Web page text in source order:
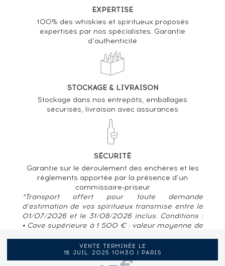
VENTE TERMINÉE LE
18 JUIL. 2025 10H30 | PARIS
EXPERTISE
100% des whiskies et spiritueux proposés
expertisés par nos spécialistes. Garantie
d’authenticité
STOCKAGE & LIVRAISON
Stockage dans nos entrepôts, emballages
sécurisés, livraison avec assurances
SÉCURITÉ
Garantie sur le déroulement des enchères et les
règlements apportée par la présence d’un
commissaire-priseur
*Transport offert pour toute demande
d’estimation de vos spiritueux transmise entre le
01/07/2026 et le 31/08/2026 inclus. Conditions :
• Cave supérieure à 1 500 € : valeur moyenne de
France métropolitaine, Belgique, Luxembourg